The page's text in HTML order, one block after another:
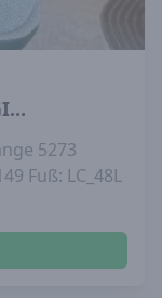
5273
Fuß: LC_48L